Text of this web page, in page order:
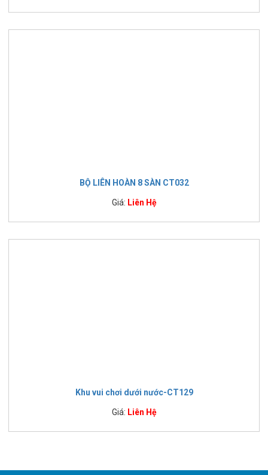
BỘ LIÊN HOÀN 8 SÀN CT032
Giá: Liên Hệ
Khu vui chơi dưới nước-CT129
Giá: Liên Hệ